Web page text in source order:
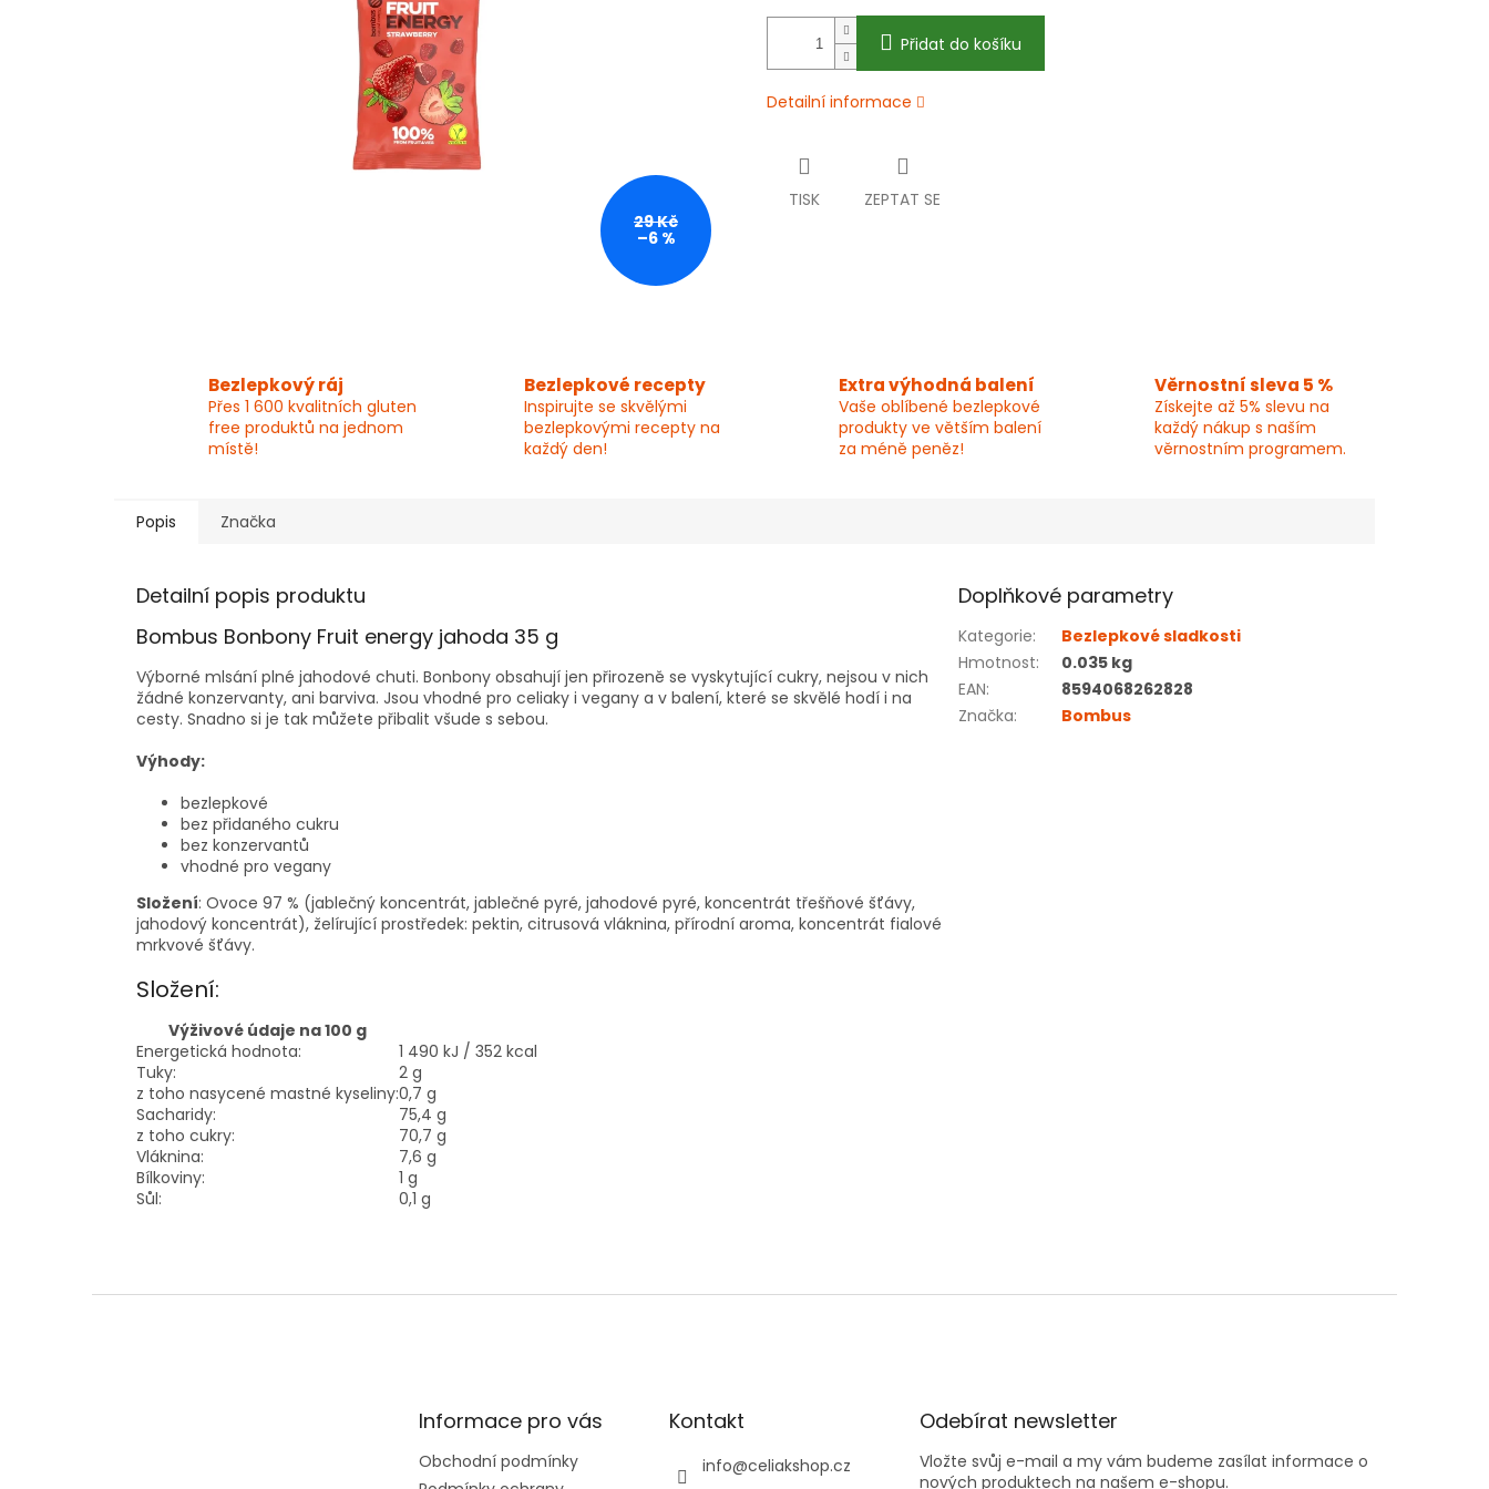
29 Kč
–6 %
Přidat do košíku
Detailní informace
TISK ZEPTAT SE
Bezlepkový ráj
Přes 1 600 kvalitních gluten
free produktů na jednom
místě!
Bezlepkové recepty
Inspirujte se skvělými
bezlepkovými recepty na
každý den!
Extra výhodná balení
Vaše oblíbené bezlepkové
produkty ve větším balení
za méně peněz!
Věrnostní sleva 5 %
Získejte až 5% slevu na
každý nákup s naším
věrnostním programem.
Popis Značka
Detailní popis produktu
Bombus Bonbony Fruit energy jahoda 35 g
Výborné mlsání plné jahodové chuti. Bonbony obsahují jen přirozeně se vyskytující cukry, nejsou v nich
žádné konzervanty, ani barviva. Jsou vhodné pro celiaky i vegany a v balení, které se skvělé hodí i na
cesty. Snadno si je tak můžete přibalit všude s sebou.
Výhody:
bezlepkové
bez přidaného cukru
bez konzervantů
vhodné pro vegany
Složení: Ovoce 97 % (jablečný koncentrát, jablečné pyré, jahodové pyré, koncentrát třešňové šťávy,
jahodový koncentrát), želírující prostředek: pektin, citrusová vláknina, přírodní aroma, koncentrát fialové
mrkvové šťávy.
Složení:
Výživové údaje na 100 g
Energetická hodnota:
1 490 kJ / 352 kcal
Tuky:
2 g
z toho nasycené mastné kyseliny:0,7 g
Sacharidy:
75,4 g
z toho cukry:
70,7 g
Vláknina:
7,6 g
Bílkoviny:
1 g
Sůl:
0,1 g
Doplňkové parametry
Kategorie:
Bezlepkové sladkosti
Hmotnost:
0.035 kg
EAN:
8594068262828
Značka: Bombus
Informace pro vás
Obchodní podmínky
Kontakt
info@celiakshop.cz
Odebírat newsletter
Vložte svůj e-mail a my vám budeme zasílat informace o
nových produktech na našem e-shopu.